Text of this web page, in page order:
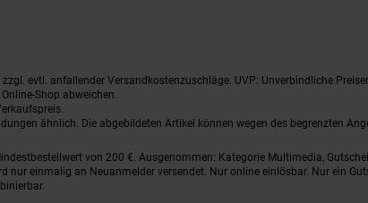
zzgl. evtl. anfallender Versandkostenzuschläge. UVP: Unverbindliche
Shop abweichen.
ähnlich. Die abgebildeten Artikel können wegen des begrenzten
von 200 €. Ausgenommen: Kategorie Multimedia,
nur einmalig an Neuanmelder versendet. Nur online einlösbar. Nur ein